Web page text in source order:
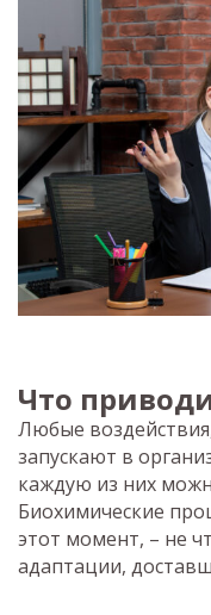
Что
Любые
запускают в
каждую из них
Биохимические
этот момент, – не
адаптации,